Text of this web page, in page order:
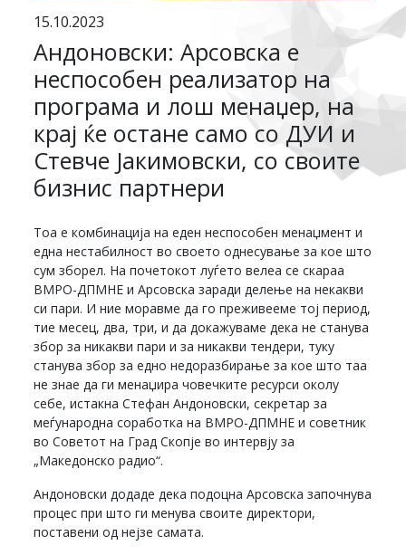
15.10.2023
Андоновски: Арсовска е
неспособен реализатор на
програма и лош менаџер, на
крај ќе остане само со ДУИ и
Стевче Јакимовски, со своите
бизнис партнери
Тоа е комбинација на еден неспособен менаџмент и
една нестабилност во своето однесување за кое што
сум зборел. На почетокот луѓето велеа се скараа
ВМРО-ДПМНЕ и Арсовска заради делење на некакви
си пари. И ние моравме да го преживееме тој период,
тие месец, два, три, и да докажуваме дека не станува
збор за никакви пари и за никакви тендери, туку
станува збор за едно недоразбирање за кое што таа
не знае да ги менаџира човечките ресурси околу
себе, истакна Стефан Андоновски, секретар за
меѓународна соработка на ВМРО-ДПМНЕ и советник
во Советот на Град Скопје во интервју за
„Македонско радио“.
Андоновски додаде дека подоцна Арсовска започнува
процес при што ги менува своите директори,
поставени од нејзе самата.